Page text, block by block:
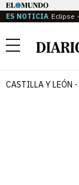
ES NOTICIA Eclipse
Menú
CASTILLA Y LEÓN